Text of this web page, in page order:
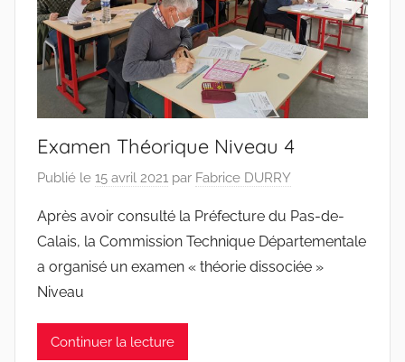
Examen Théorique Niveau 4
Publié le 15 avril 2021 par Fabrice DURRY
Après avoir consulté la Préfecture du Pas-de-
Calais, la Commission Technique Départementale
a organisé un examen « théorie dissociée »
Niveau
Continuer la lecture